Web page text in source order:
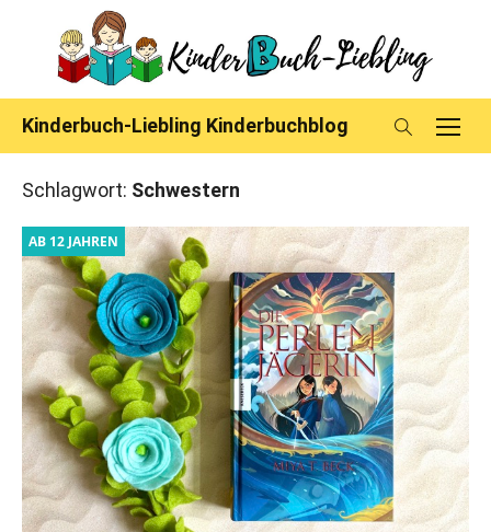
content
Kinderbuch-Liebling Kinderbuchblog
Schlagwort: Schwestern
AB 12 JAHREN